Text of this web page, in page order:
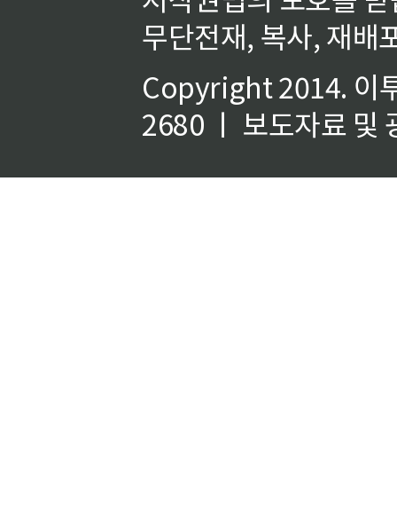
무단전재, 복사, 재배
Copyright 2014. 이
2680 ㅣ 보도자료